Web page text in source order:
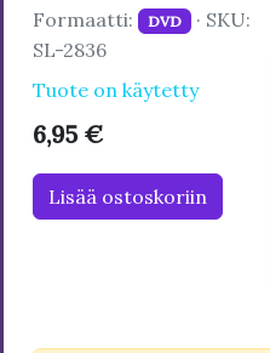
Formaatti: DVD · SKU:
SL-2836
Tuote on käytetty
6,95 €
Lisää ostoskoriin